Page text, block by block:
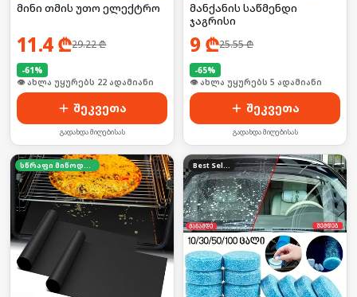
მინი თმის უთო ელექტრო
11.4₾29.22₾
-61%
🛒 ბოლო 24სთ-ში იყიდა 29-მა
შეკვეთა
გადახდა მიღებისას
მანქანის საწმენდი
ჯაგრისი
9 ₾25.55₾
-65%
🛒 ბოლო 24სთ-ში იყიდა 53-მა
შეკვეთა
გადახდა მიღებისას
სწრაფი მიწოდება Best Seller